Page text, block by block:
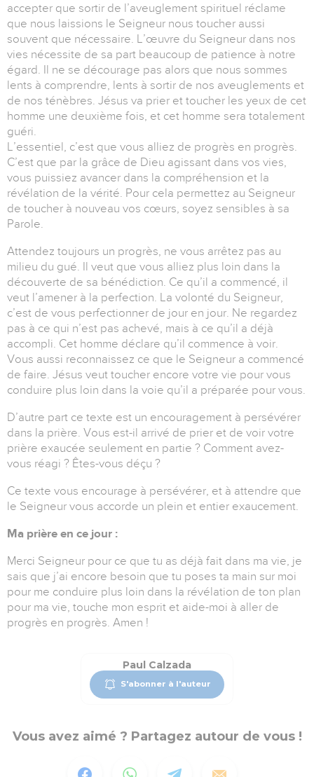
accepter que sortir de l’aveuglement spirituel réclame
que nous laissions le Seigneur nous toucher aussi
souvent que nécessaire. L’œuvre du Seigneur dans nos
vies nécessite de sa part beaucoup de patience à notre
égard. Il ne se décourage pas alors que nous sommes
lents à comprendre, lents à sortir de nos aveuglements et
de nos ténèbres. Jésus va prier et toucher les yeux de cet
homme une deuxième fois, et cet homme sera totalement
guéri.
L’essentiel, c’est que vous alliez de progrès en progrès.
C’est que par la grâce de Dieu agissant dans vos vies,
vous puissiez avancer dans la compréhension et la
révélation de la vérité. Pour cela permettez au Seigneur
de toucher à nouveau vos cœurs, soyez sensibles à sa
Parole.
Attendez toujours un progrès, ne vous arrêtez pas au
milieu du gué. Il veut que vous alliez plus loin dans la
découverte de sa bénédiction. Ce qu’il a commencé, il
veut l’amener à la perfection. La volonté du Seigneur,
c’est de vous perfectionner de jour en jour. Ne regardez
pas à ce qui n’est pas achevé, mais à ce qu’il a déjà
accompli. Cet homme déclare qu’il commence à voir.
Vous aussi reconnaissez ce que le Seigneur a commencé
de faire. Jésus veut toucher encore votre vie pour vous
conduire plus loin dans la voie qu’il a préparée pour vous.
D’autre part ce texte est un encouragement à persévérer
dans la prière. Vous est-il arrivé de prier et de voir votre
prière exaucée seulement en partie ? Comment avez-
vous réagi ? Êtes-vous déçu ?
Ce texte vous encourage à persévérer, et à attendre que
le Seigneur vous accorde un plein et entier exaucement.
Ma prière en ce jour :
Merci Seigneur pour ce que tu as déjà fait dans ma vie, je
sais que j’ai encore besoin que tu poses ta main sur moi
pour me conduire plus loin dans la révélation de ton plan
pour ma vie, touche mon esprit et aide-moi à aller de
progrès en progrès. Amen !
Paul Calzada
S'abonner à l'auteur
Vous avez aimé ? Partagez autour de vous !